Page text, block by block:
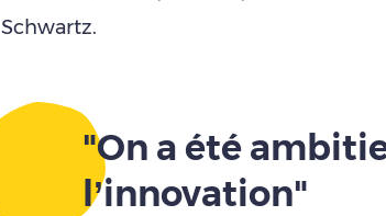
Schwartz.
"On a été
l’innovation"